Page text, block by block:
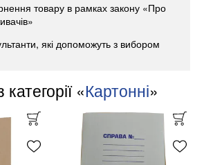
товару в рамках закону «Про
які допоможуть з вибором
«Картонні»